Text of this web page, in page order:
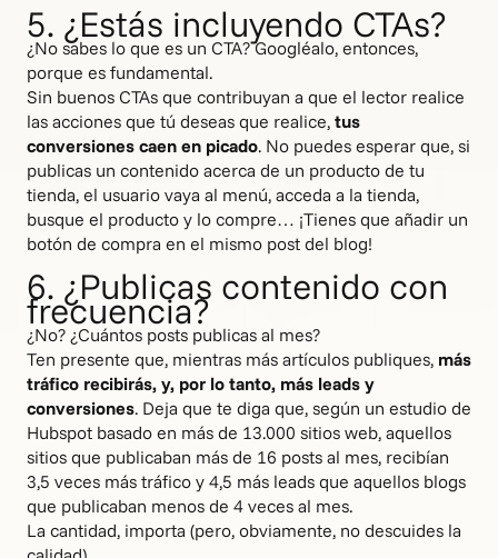
5. ¿Estás incluyendo CTAs?
¿No sabes lo que es un CTA? Googléalo, entonces,
porque es fundamental.
Sin buenos CTAs que contribuyan a que el lector realice
las acciones que tú deseas que realice, tus
conversiones caen en picado. No puedes esperar que, si
publicas un contenido acerca de un producto de tu
tienda, el usuario vaya al menú, acceda a la tienda,
busque el producto y lo compre… ¡Tienes que añadir un
botón de compra en el mismo post del blog!
6. ¿Publicas contenido con
frecuencia?
¿No? ¿Cuántos posts publicas al mes?
Ten presente que, mientras más artículos publiques, más
tráfico recibirás, y, por lo tanto, más leads y
conversiones. Deja que te diga que, según un estudio de
Hubspot basado en más de 13.000 sitios web, aquellos
sitios que publicaban más de 16 posts al mes, recibían
3,5 veces más tráfico y 4,5 más leads que aquellos blogs
que publicaban menos de 4 veces al mes.
La cantidad, importa (pero, obviamente, no descuides la